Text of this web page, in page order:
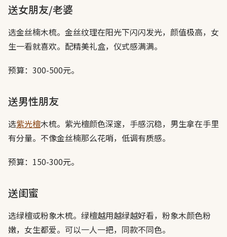
送女朋友/老婆
选金丝楠木梳。金丝纹理在阳光下闪闪发光，颜值极高，女
生一看就喜欢。配精美礼盒，仪式感满满。
预算：300-500元。
送男性朋友
选紫光檀木梳。紫光檀颜色深邃，手感沉稳，男生拿在手里
有分量。不像金丝楠那么花哨，低调有质感。
预算：150-300元。
送闺蜜
选绿檀或粉象木梳。绿檀越用越绿越好看，粉象木颜色粉
嫩，女生都爱。可以一人一把，同款不同色。